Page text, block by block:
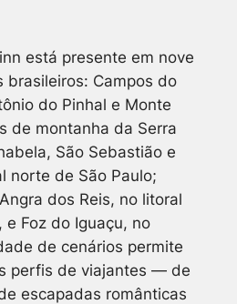
está presente em nove
brasileiros: Campos do
do Pinhal e Monte
de montanha da Serra
São Sebastião e
norte de São Paulo;
dos Reis, no litoral
e Foz do Iguaçu, no
de cenários permite
perfis de viajantes — de
escapadas românticas